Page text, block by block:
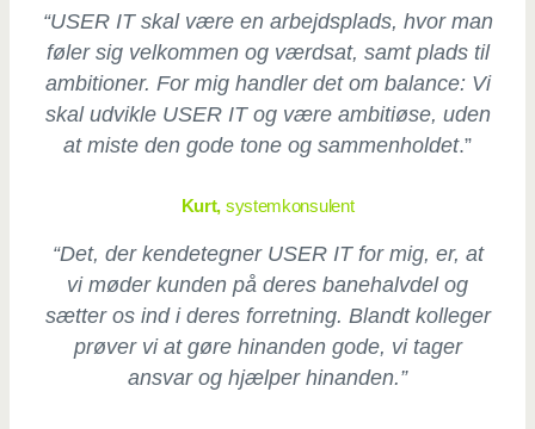
“USER IT skal være en arbejdsplads, hvor man
føler sig velkommen og værdsat, samt plads til
ambitioner. For mig handler det om balance: Vi
skal udvikle USER IT og være ambitiøse, uden
at miste den gode tone og sammenholdet.”
Kurt, systemkonsulent
“Det, der kendetegner USER IT for mig, er, at
vi møder kunden på deres banehalvdel og
sætter os ind i deres forretning. Blandt kolleger
prøver vi at gøre hinanden gode, vi tager
ansvar og hjælper hinanden.”